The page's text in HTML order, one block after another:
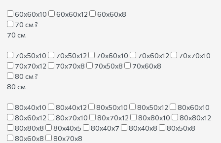
60х60х10 60х60х12
60х60х8
70 см?
70 см
70х50х10 70х50х12 70х60х10 70х60х12
70х70х10
70х70х12
70х70х8 70х50х8
70х60х8
80 см?
80 см
80х40х10 80х40х12 80х50х10 80х50х12
80х60х10
80х60х12
80х70х10 80х70х12 80х80х10
80х80х12
80х80х8
80х40х5 80х40х7 80х40х8
80х50х8
80х60х8
80х70х8